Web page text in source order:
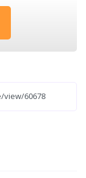
องหัวเว่ยจะเดิ
เทศไทยแล้ว Hu
ดือนตุลาคม และ
งานHuawei C
ด และโอกาสที่
รรม" คุณเคน หู